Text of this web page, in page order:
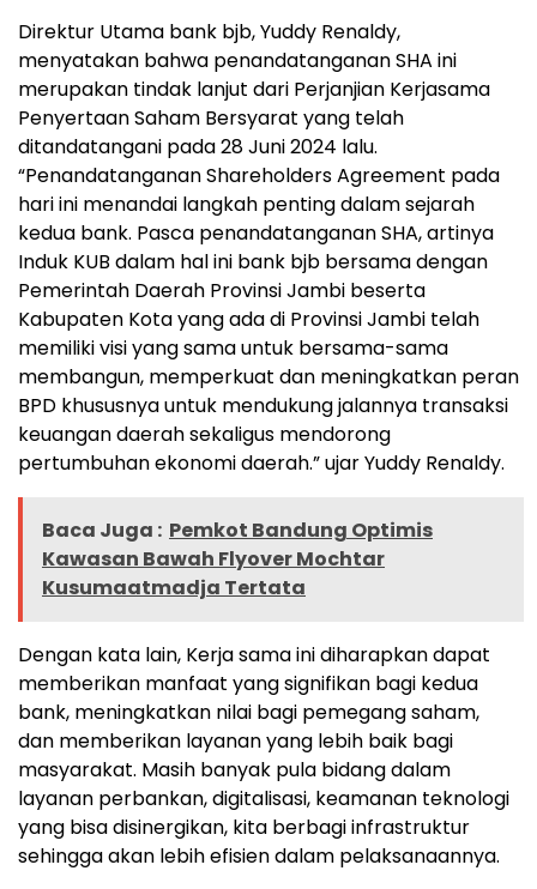
Direktur Utama bank bjb, Yuddy Renaldy,
menyatakan bahwa penandatanganan SHA ini
merupakan tindak lanjut dari Perjanjian Kerjasama
Penyertaan Saham Bersyarat yang telah
ditandatangani pada 28 Juni 2024 lalu.
“Penandatanganan Shareholders Agreement pada
hari ini menandai langkah penting dalam sejarah
kedua bank. Pasca penandatanganan SHA, artinya
Induk KUB dalam hal ini bank bjb bersama dengan
Pemerintah Daerah Provinsi Jambi beserta
Kabupaten Kota yang ada di Provinsi Jambi telah
memiliki visi yang sama untuk bersama-sama
membangun, memperkuat dan meningkatkan peran
BPD khususnya untuk mendukung jalannya transaksi
keuangan daerah sekaligus mendorong
pertumbuhan ekonomi daerah.” ujar Yuddy Renaldy.
Baca Juga : Pemkot Bandung Optimis
Kawasan Bawah Flyover Mochtar
Kusumaatmadja Tertata
Dengan kata lain, Kerja sama ini diharapkan dapat
memberikan manfaat yang signifikan bagi kedua
bank, meningkatkan nilai bagi pemegang saham,
dan memberikan layanan yang lebih baik bagi
masyarakat. Masih banyak pula bidang dalam
layanan perbankan, digitalisasi, keamanan teknologi
yang bisa disinergikan, kita berbagi infrastruktur
sehingga akan lebih efisien dalam pelaksanaannya.